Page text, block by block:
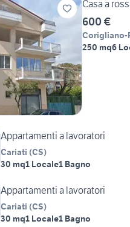
Casa a
600 €
Corigliano-
250 mq6
Appartamenti a lavoratori
Cariati (CS)
30 mq1 Locale1 Bagno
Appartamenti a lavoratori
Cariati (CS)
30 mq1 Locale1 Bagno